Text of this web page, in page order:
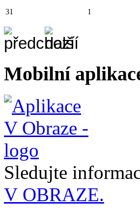
31 1
Mobilní
Sledujte
V OBRAZE.